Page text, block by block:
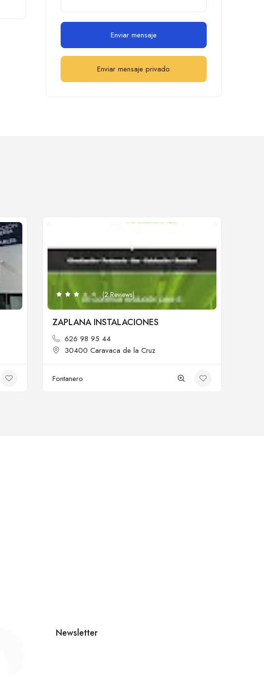
Enviar mensaje
Enviar mensaje privado
(2 Reviews)
ZAPLANA INSTALACIONES
626 98 95 44
30400 Caravaca de la Cruz
Fontanero
Newsletter